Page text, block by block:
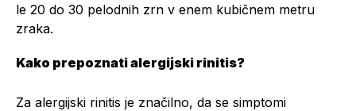
le 20 do 30 pelodnih zrn v enem kubičnem metru
zraka.
Kako prepoznati alergijski rinitis?
Za alergijski rinitis je značilno, da se simptomi